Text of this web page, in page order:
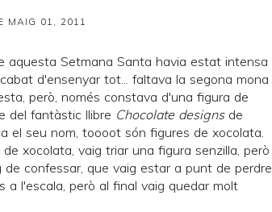
MAIG 01, 2011
aquesta Setmana Santa havia estat intensa
d'ensenyar tot... faltava la segona mona
però, només constava d'una figura de
del fantàstic llibre Chocolate designsde
el seu nom, toooot són figures de xocolata.
xocolata, vaig triar una figura senzilla, però
confessar, que vaig estar a punt de perdre
a l'escala, però al final vaig quedar molt